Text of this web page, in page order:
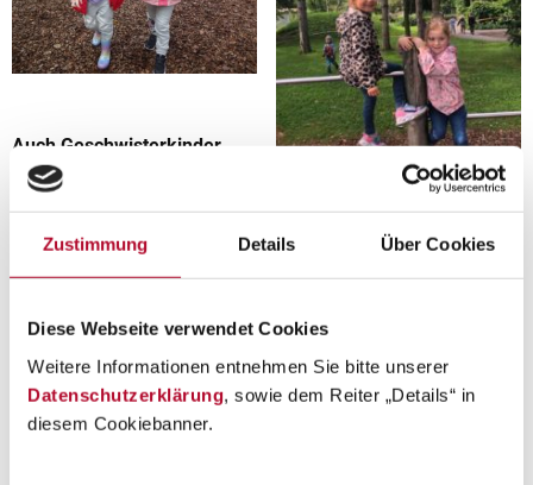
Zustimmung Details Über Cookies
Diese Webseite verwendet Cookies
Weitere Informationen entnehmen Sie bitte unserer
Datenschutzerklärung, sowie dem Reiter „Details“ in
diesem Cookiebanner.
Auch Geschwisterkinder
findet man bei uns im
Kindergarten.